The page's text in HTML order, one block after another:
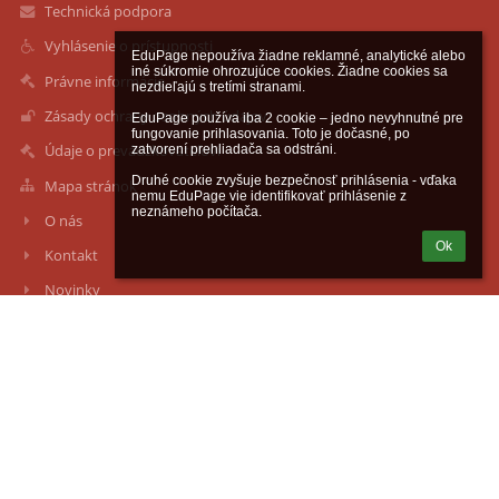
EduPage nepoužíva žiadne reklamné, analytické alebo
iné súkromie ohrozujúce cookies. Žiadne cookies sa
nezdieľajú s tretími stranami.
EduPage používa iba 2 cookie – jedno nevyhnutné pre
fungovanie prihlasovania. Toto je dočasné, po
zatvorení prehliadača sa odstráni.
Druhé cookie zvyšuje bezpečnosť prihlásenia - vďaka
nemu EduPage vie identifikovať prihlásenie z
neznámeho počítača.
Ok
Technická podpora
Vyhlásenie o prístupnosti
Právne informácie
Zásady ochrany osobných údajov
Údaje o prevádzkovateľovi
Mapa stránok
O nás
Kontakt
Novinky